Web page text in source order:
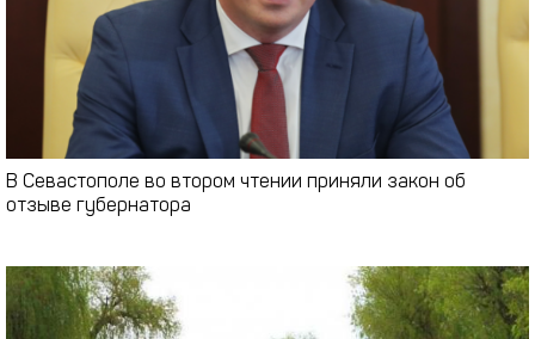
В Севастополе во втором чтении приняли закон об
отзыве губернатора